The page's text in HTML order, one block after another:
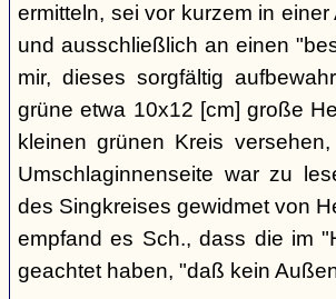
ermitteln, sei vor kurzem in
und ausschließlich an einen
mir, dieses sorgfältig
grüne etwa 10x12 [cm] große
kleinen grünen Kreis
Umschlaginnenseite war zu
des Singkreises gewidmet von
empfand es Sch., dass die im
geachtet haben, "daß kein